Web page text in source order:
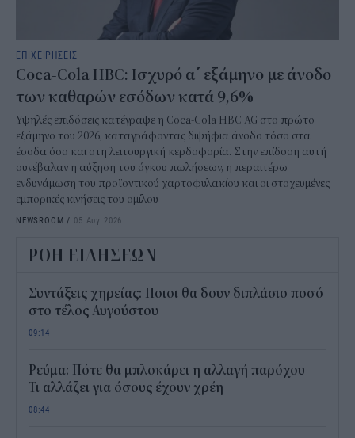
ΕΠΙΧΕΙΡΗΣΕΙΣ
Coca-Cola HBC: Ισχυρό α΄ εξάμηνο με άνοδο
των καθαρών εσόδων κατά 9,6%
Υψηλές επιδόσεις κατέγραψε η Coca-Cola HBC AG στο πρώτο
εξάμηνο του 2026, καταγράφοντας διψήφια άνοδο τόσο στα
έσοδα όσο και στη λειτουργική κερδοφορία. Στην επίδοση αυτή
συνέβαλαν η αύξηση του όγκου πωλήσεων, η περαιτέρω
ενδυνάμωση του προϊοντικού χαρτοφυλακίου και οι στοχευμένες
εμπορικές κινήσεις του ομίλου
NEWSROOM / 05 Αυγ 2026
ΡΟΗ ΕΙΔΗΣΕΩΝ
Συντάξεις χηρείας: Ποιοι θα δουν διπλάσιο ποσό
στο τέλος Αυγούστου
09:14
Ρεύμα: Πότε θα μπλοκάρει η αλλαγή παρόχου –
Τι αλλάζει για όσους έχουν χρέη
08:44